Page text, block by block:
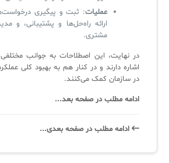
عملیات: ثبت و پیگیری
ارائه راه‌حل‌ها و پشتیبانی، و
مشتری.
در نهایت، این اصطلاحات به جوانب
اشاره دارند و در کنار هم به بهبود کلی
در سازمان کمک می‌کنند.
ادامه مطلب در صفحه بعد...
ادامه‌ مطلب در صفحه‌ بعدی...